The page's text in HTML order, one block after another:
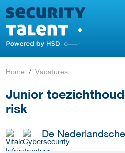
Home Vacatures
Junior
risk
De